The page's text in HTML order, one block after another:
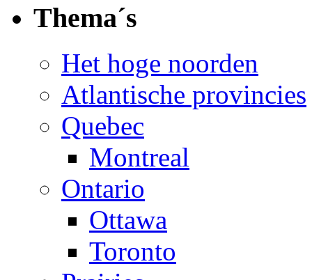
Thema´s
Het hoge noorden
Atlantische provincies
Quebec
Montreal
Ontario
Ottawa
Toronto